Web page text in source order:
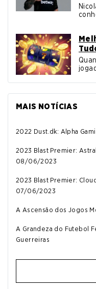
MAIS NOTÍCIAS
2022 Dust.dk: Alpha
2023 Blast Premier:
08/06/2023
2023 Blast Premier:
07/06/2023
A Ascensão dos Jogos
A Grandeza do Futebol
Guerreiras